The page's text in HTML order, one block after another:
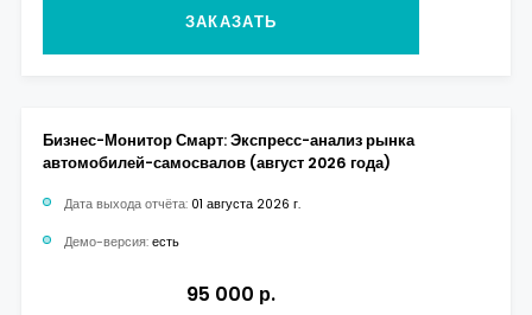
ЗАКАЗАТЬ
Бизнес-Монитор Смарт: Экспресс-анализ рынка
автомобилей-самосвалов (август 2026 года)
Дата выхода отчёта: 01 августа 2026 г.
Демо-версия: есть
95 000 р.